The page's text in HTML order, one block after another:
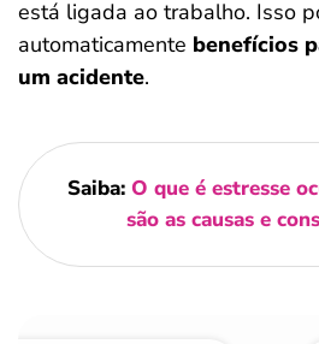
está ligada ao trabalho. Isso
automaticamente benefícios
um acidente.
Saiba: O que é estresse
são as causas e